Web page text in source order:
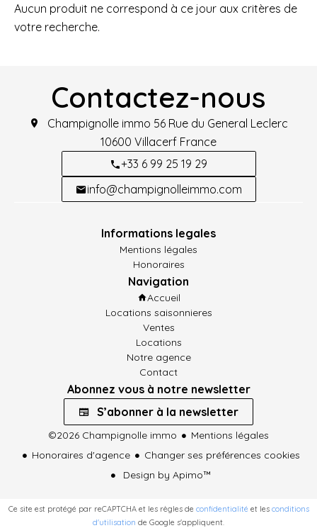
Aucun produit ne correspond à ce jour aux critères de
votre recherche.
Contactez-nous
Champignolle immo 56 Rue du General Leclerc
10600 Villacerf France
+33 6 99 25 19 29
info@champignolleimmo.com
Informations legales
Mentions légales
Honoraires
Navigation
Accueil
Locations saisonnieres
Ventes
Locations
Notre agence
Contact
Abonnez vous à notre newsletter
S’abonner à la newsletter
©2026 Champignolle immo
Mentions légales
Honoraires d'agence
Changer ses préférences cookies
Design by Apimo™
Ce site est protégé par reCAPTCHA et les règles de confidentialité et les conditions
d'utilisation de Google s'appliquent.